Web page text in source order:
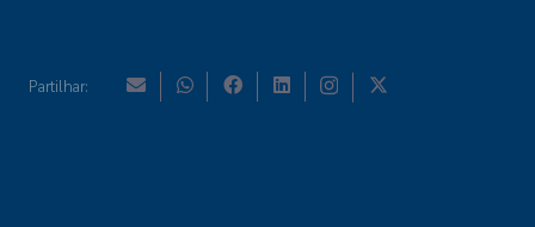
Partilhar: